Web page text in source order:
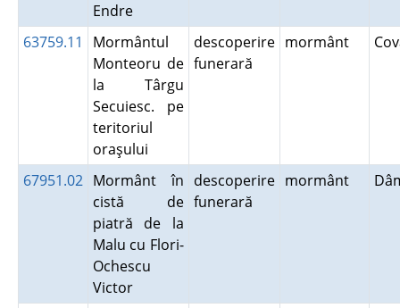
Endre
63759.11
Mormântul
Monteoru de
la Târgu
Secuiesc. pe
teritoriul
oraşului
descoperire
funerară
mormânt
67951.02 Mormânt în
cistă de
piatră de la
Malu cu Flori-
Ochescu
Victor
descoperire
funerară
mormânt